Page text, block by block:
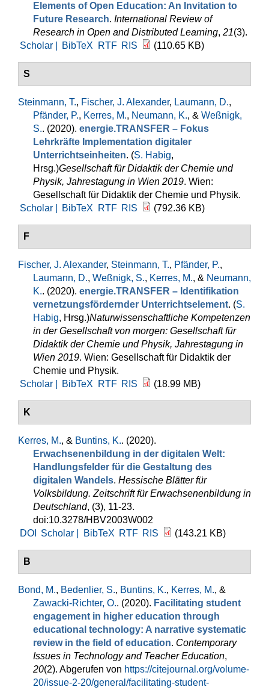
Elements of Open Education: An Invitation to
Future Research. International Review of
Research in Open and Distributed Learning, 21(3).
Scholar |
BibTeX RTF RIS (110.65 KB)
S
Steinmann, T., Fischer, J. Alexander, Laumann, D.,
Pfänder, P., Kerres, M., Neumann, K., & Weßnigk,
S.. (2020). energie.TRANSFER – Fokus
Lehrkräfte Implementation digitaler
Unterrichtseinheiten. (S. Habig,
Hrsg.)Gesellschaft für Didaktik der Chemie und
Physik, Jahrestagung in Wien 2019. Wien:
Gesellschaft für Didaktik der Chemie und Physik.
Scholar |
BibTeX RTF RIS (792.36 KB)
F
Fischer, J. Alexander, Steinmann, T., Pfänder, P.,
Laumann, D., Weßnigk, S., Kerres, M., & Neumann,
K.. (2020). energie.TRANSFER – Identifikation
vernetzungsfördernder Unterrichtselement. (S.
Habig, Hrsg.)Naturwissenschaftliche Kompetenzen
in der Gesellschaft von morgen: Gesellschaft für
Didaktik der Chemie und Physik, Jahrestagung in
Wien 2019. Wien: Gesellschaft für Didaktik der
Chemie und Physik.
Scholar |
BibTeX RTF RIS (18.99 MB)
K
Kerres, M., & Buntins, K.. (2020).
Erwachsenenbildung in der digitalen Welt:
Handlungsfelder für die Gestaltung des
digitalen Wandels. Hessische Blätter für
Volksbildung. Zeitschrift für Erwachsenenbildung in
Deutschland, (3), 11-23.
doi:10.3278/HBV2003W002
DOI
Scholar | BibTeX RTF RIS (143.21 KB)
B
Bond, M., Bedenlier, S., Buntins, K., Kerres, M., &
Zawacki-Richter, O.. (2020). Facilitating student
engagement in higher education through
educational technology: A narrative systematic
review in the field of education. Contemporary
Issues in Technology and Teacher Education,
20(2). Abgerufen von https://citejournal.org/volume-
20/issue-2-20/general/facilitating-student-